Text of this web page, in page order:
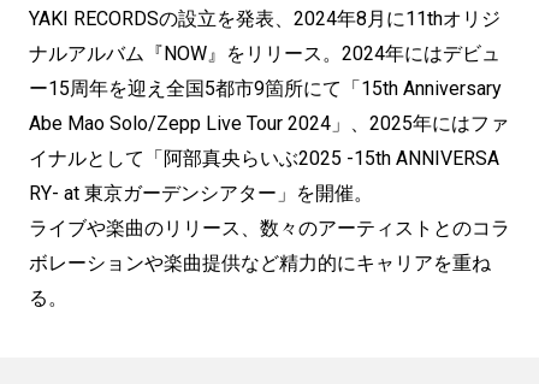
YAKI RECORDSの設立を発表、2024年8月に11thオリジ
ナルアルバム『NOW』をリリース。2024年にはデビュ
ー15周年を迎え全国5都市9箇所にて「15th Anniversary
Abe Mao Solo/Zepp Live Tour 2024」、2025年にはファ
イナルとして「阿部真央らいぶ2025 -15th ANNIVERSA
RY- at 東京ガーデンシアター」を開催。
ライブや楽曲のリリース、数々のアーティストとのコラ
ボレーションや楽曲提供など精力的にキャリアを重ね
る。